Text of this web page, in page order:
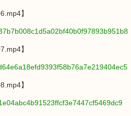
】
】
】